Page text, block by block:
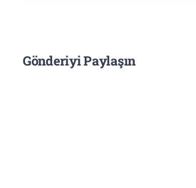
Gönderiyi Paylaşın